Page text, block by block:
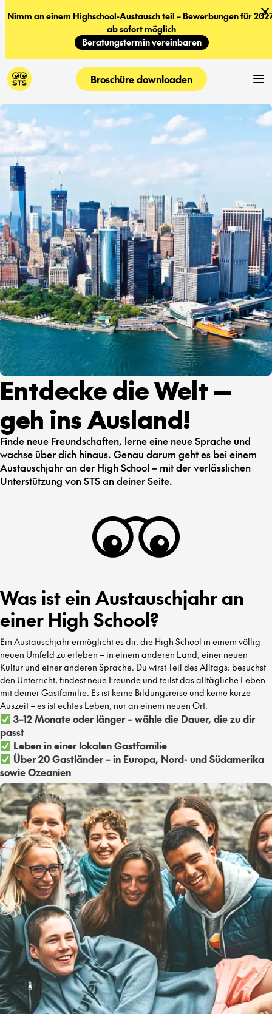
Nimm an einem Highschool-Austausch teil – Bewerbungen für
ab sofort möglich
Beratungstermin vereinbaren
Broschüre downloaden
Entdecke die Welt —
geh ins Ausland!
Finde neue Freundschaften, lerne eine neue Sprache und
wachse über dich hinaus. Genau darum geht es bei einem
Austauschjahr an der High School – mit der verlässlichen
Unterstützung von STS an deiner Seite.
Was ist ein Austauschjahr an
einer High School?
Ein Austauschjahr ermöglicht es dir, die High School in einem völlig
neuen Umfeld zu erleben – in einem anderen Land, einer neuen
Kultur und einer anderen Sprache. Du wirst Teil des Alltags: besuchst
den Unterricht, findest neue Freunde und teilst das alltägliche Leben
mit deiner Gastfamilie. Es ist keine Bildungsreise und keine kurze
Auszeit – es ist echtes Leben, nur an einem neuen Ort.
3–12 Monate oder länger – wähle die Dauer, die zu dir
passt
Leben in einer lokalen Gastfamilie
Über 20 Gastländer – in Europa, Nord- und Südamerika
sowie Ozeanien